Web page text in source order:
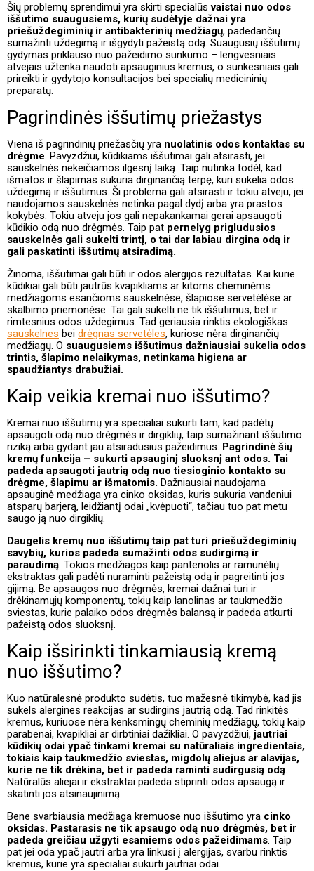
Šių problemų sprendimui yra skirti specialūsvaistai nuo odos
iššutimo suaugusiems, kurių sudėtyje dažnai yra
priešuždegiminių ir antibakterinių medžiagų, padedančių
sumažinti uždegimą ir išgydyti pažeistą odą. Suaugusių iššutimų
gydymas priklauso nuo pažeidimo sunkumo – lengvesniais
atvejais užtenka naudoti apsauginius kremus, o sunkesniais gali
prireikti ir gydytojo konsultacijos bei specialių medicininių
preparatų.
Pagrindinės iššutimų priežastys
Viena iš pagrindinių priežasčių yra nuolatinis odos kontaktas su
drėgme. Pavyzdžiui, kūdikiams iššutimai gali atsirasti, jei
sauskelnės nekeičiamos ilgesnį laiką. Taip nutinka todėl, kad
išmatos ir šlapimas sukuria dirginančią terpę, kuri sukelia odos
uždegimą ir iššutimus. Ši problema gali atsirasti ir tokiu atveju, jei
naudojamos sauskelnės netinka pagal dydį arba yra prastos
kokybės. Tokiu atveju jos gali nepakankamai gerai apsaugoti
kūdikio odą nuo drėgmės. Taip pat pernelyg prigludusios
sauskelnės gali sukelti trintį, o tai dar labiau dirgina odą ir
gali paskatinti iššutimų atsiradimą.
Žinoma, iššutimai gali būti ir odos alergijos rezultatas. Kai kurie
kūdikiai gali būti jautrūs kvapikliams ar kitoms cheminėms
medžiagoms esančioms sauskelnėse, šlapiose servetėlėse ar
skalbimo priemonėse. Tai gali sukelti ne tik iššutimus, bet ir
rimtesnius odos uždegimus. Tad geriausia rinktis ekologiškas
sauskelnes bei drėgnas servetėles, kuriose nėra dirginančių
medžiagų. O suaugusiems iššutimus dažniausiai sukelia odos
trintis, šlapimo nelaikymas, netinkama higiena ar
spaudžiantys drabužiai.
Kaip veikia kremai nuo iššutimo?
Kremai nuo iššutimų yra specialiai sukurti tam, kad padėtų
apsaugoti odą nuo drėgmės ir dirgiklių, taip sumažinant iššutimo
riziką arba gydant jau atsiradusius pažeidimus. Pagrindinė šių
kremų funkcija – sukurti apsauginį sluoksnį ant odos. Tai
padeda apsaugoti jautrią odą nuo tiesioginio kontakto su
drėgme, šlapimu ar išmatomis. Dažniausiai naudojama
apsauginė medžiaga yra cinko oksidas, kuris sukuria vandeniui
atsparų barjerą, leidžiantį odai „kvėpuoti“, tačiau tuo pat metu
saugo ją nuo dirgiklių.
Daugelis kremų nuo iššutimų taip pat turi priešuždegiminių
savybių, kurios padeda sumažinti odos sudirgimą ir
paraudimą. Tokios medžiagos kaip pantenolis ar ramunėlių
ekstraktas gali padėti nuraminti pažeistą odą ir pagreitinti jos
gijimą. Be apsaugos nuo drėgmės, kremai dažnai turi ir
drėkinamųjų komponentų, tokių kaip lanolinas ar taukmedžio
sviestas, kurie palaiko odos drėgmės balansą ir padeda atkurti
pažeistą odos sluoksnį.
Kaip išsirinkti tinkamiausią kremą
nuo iššutimo?
Kuo natūralesnė produkto sudėtis, tuo mažesnė tikimybė, kad jis
sukels alergines reakcijas ar sudirgins jautrią odą. Tad rinkitės
kremus, kuriuose nėra kenksmingų cheminių medžiagų, tokių kaip
parabenai, kvapikliai ar dirbtiniai dažikliai. O pavyzdžiui, jautriai
kūdikių odai ypač tinkami kremai su natūraliais ingredientais,
tokiais kaip taukmedžio sviestas, migdolų aliejus ar alavijas,
kurie ne tik drėkina, bet ir padeda raminti sudirgusią odą.
Natūralūs aliejai ir ekstraktai padeda stiprinti odos apsaugą ir
skatinti jos atsinaujinimą.
Bene svarbiausia medžiaga kremuose nuo iššutimo yra cinko
oksidas. Pastarasis ne tik apsaugo odą nuo drėgmės, bet ir
padeda greičiau užgyti esamiems odos pažeidimams. Taip
pat jei oda ypač jautri arba yra linkusi į alergijas, svarbu rinktis
kremus, kurie yra specialiai sukurti jautriai odai.